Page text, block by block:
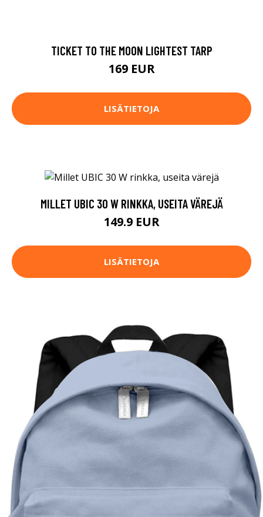
TICKET TO THE MOON LIGHTEST TARP
169 EUR
LISÄTIETOJA
MILLET UBIC 30 W RINKKA, USEITA VÄREJÄ
149.9 EUR
LISÄTIETOJA